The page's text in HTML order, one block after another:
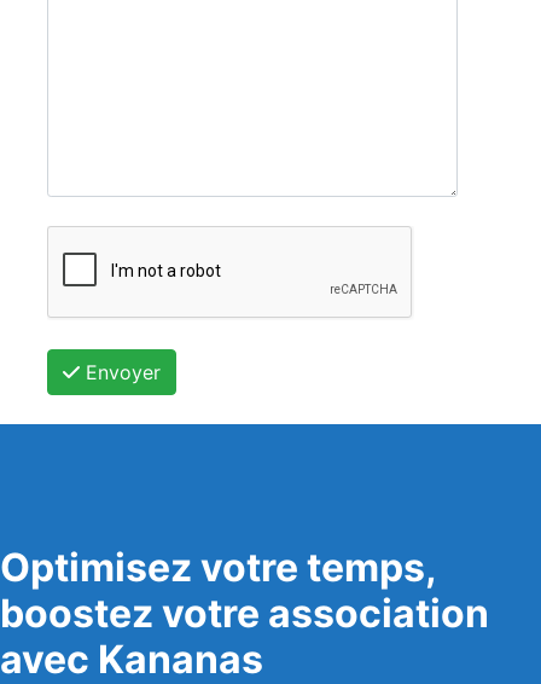
Envoyer
Optimisez votre temps,
boostez votre association
avec Kananas